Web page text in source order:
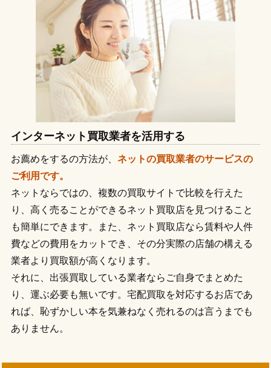
インターネット買取業者を活用する
お薦めをするの方法が、 ネットの買取業者のサービスの
ご利用です。
ネットならではの、複数の買取サイトで比較を行えた
り、高く売ることができるネット買取店を見つけること
も簡単にできます。また、ネット買取店なら賃料や人件
費などの費用をカットでき、その分実際の店舗の構える
業者より買取額が高くなります。
それに、出張買取している業者ならご自身でまとめた
り、運ぶ必要も無いです。宅配買取を対応するお店であ
れば、恥ずかしい本を気兼ねなく売れるのは言うまでも
ありません。